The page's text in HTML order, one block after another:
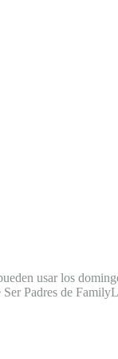
usar los
Ser Padres de